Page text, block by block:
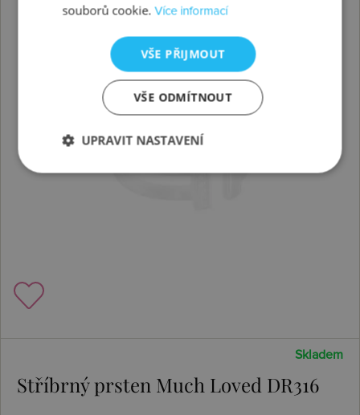
Skladem
Stříbrný prsten Much Loved DR316
souborů cookie.Více informací
VŠE PŘIJMOUT
VŠE ODMÍTNOUT
UPRAVIT NASTAVENÍ